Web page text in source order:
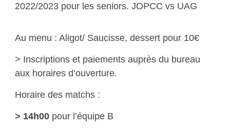
2022/2023 pour les seniors. JOPCC vs UAG
Au menu : Aligot/ Saucisse, dessert pour 10€
> Inscriptions et paiements auprès du bureau
aux horaires d’ouverture.
Horaire des matchs :
> 14h00pour l’équipe B